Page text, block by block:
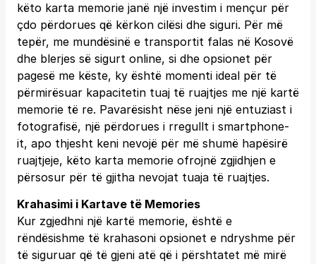
këto karta memorie janë një investim i mençur për
çdo përdorues që kërkon cilësi dhe siguri. Për më
tepër, me mundësinë e transportit falas në Kosovë
dhe blerjes së sigurt online, si dhe opsionet për
pagesë me këste, ky është momenti ideal për të
përmirësuar kapacitetin tuaj të ruajtjes me një kartë
memorie të re. Pavarësisht nëse jeni një entuziast i
fotografisë, një përdorues i rregullt i smartphone-
it, apo thjesht keni nevojë për më shumë hapësirë
ruajtjeje, këto karta memorie ofrojnë zgjidhjen e
përsosur për të gjitha nevojat tuaja të ruajtjes.
Krahasimi i Kartave të Memories
Kur zgjedhni një kartë memorie, është e
rëndësishme të krahasoni opsionet e ndryshme për
të siguruar që të gjeni atë që i përshtatet më mirë